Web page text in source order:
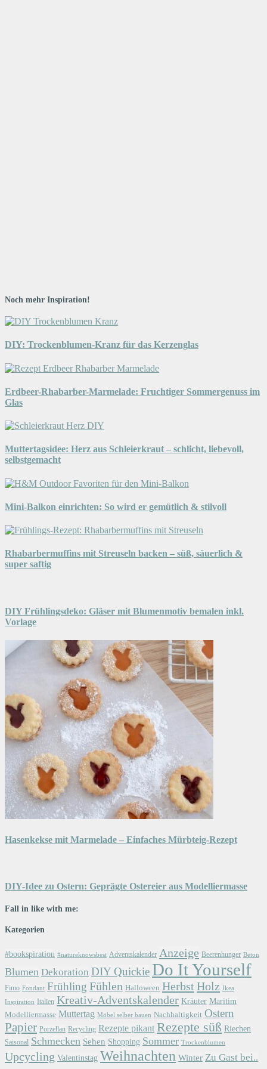
Noch mehr Inspiration!
DIY: Trockenblumen-Kranz für das Kerzenglas
Erdbeer-Rhabarber-Marmelade: Fruchtiger Sommergenuss im
Glas
Muttertagsidee: Herz aus Schleierkraut – schlicht, liebevoll,
selbstgemacht
Mini-Balkon einrichten: So wird er gemütlich & stilvoll
Rhabarbermuffins mit Streuseln backen – süß, säuerlich &
super saftig
DIY Frühlingsdeko: Gläser mit Blumenmotiv bemalen inkl.
Vorlage
Hasenkekse mit Marmelade – Einfaches Mürbteig-Rezept
DIY-Idee zu Ostern: Geprägte Ostereier aus Modelliermasse
Fall in like with me:
Kategorien
#bookspiration #natureknowsbest Adventskalender Anzeige Beerenhunger Beton
Blumen Dekoration DIY Quickie Do It Yourself
Fimo Fondant Frühling Fühlen Halloween Herbst Holz Ikea
Inspiration Italien Kreativ-Adventskalender Kräuter Maritim
Modelliermasse Muttertag Möbel selber bauen Nachhaltigkeit Ostern
Papier Porzellan Recycling Rezepte pikant Rezepte süß Riechen
Saisonal Schmecken Sehen Shopping Sommer Trockenblumen
Upcycling Valentinstag Weihnachten Winter Zu Gast bei..